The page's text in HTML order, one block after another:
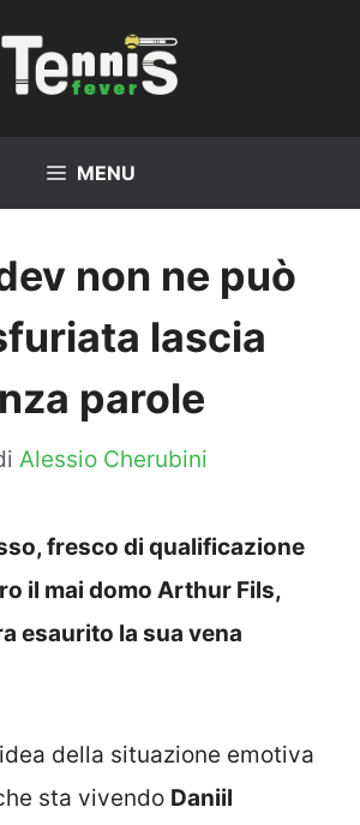
MENU
non ne può
lascia
parole
Alessio Cherubini
fresco di qualificazione
il mai domo Arthur Fils,
esaurito la sua vena
della situazione emotiva
sta vivendo Daniil